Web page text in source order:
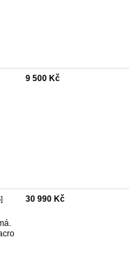
9 500 Kč
30 990 Kč